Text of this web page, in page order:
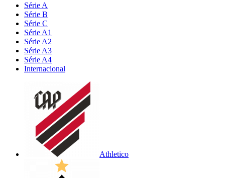
Série A
Série B
Série C
Série A1
Série A2
Série A3
Série A4
Internacional
Athletico